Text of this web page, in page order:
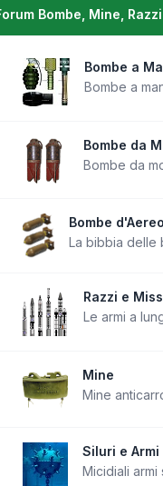
Bombe, Mine,
Bombe a
Bombe a
Bombe da
Bombe da
Bombe d'Aereo
La bibbia delle
Razzi e
Le armi a
Mine
Mine
Siluri e
Micidiali